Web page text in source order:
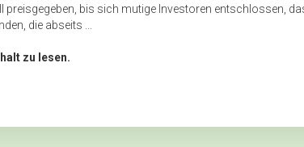
bis sich mutige Investoren entschlossen,
die abseits ...
zu lesen.